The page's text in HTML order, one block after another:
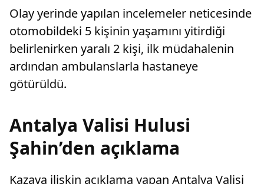
Olay yerinde yapılan incelemeler neticesinde
otomobildeki 5 kişinin yaşamını yitirdiği
belirlenirken yaralı 2 kişi, ilk müdahalenin
ardından ambulanslarla hastaneye
götürüldü.
Antalya Valisi Hulusi
Şahin’den açıklama
Kazaya ilişkin açıklama yapan Antalya Valisi